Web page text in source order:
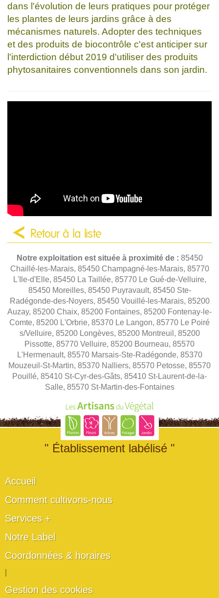
dans l'évolution de leurs pratiques pour protéger
les plantes de leurs jardins grâce à des
mécanismes naturels. Adopter des techniques
et des produits de biocontrôle c'est anticiper sur
l'interdiction début 2019 d'utiliser des produits
phytosanitaires conventionnels dans son jardin.
Retour à la liste
Notre exploitation est située à proximité de : 85450
Chaillé-les-Marais, 85450 Champagné-les-Marais, 85770
L'Ile-d'Elle, 85450 La Taillée, 85770 Le Gué-de-Velluire,
85450 Moreilles, 85450 Puyravault, 85450 Ste-
Radégonde-des-Noyers, 85450 Vouillé-les-Marais, 85200
Auzay, 85200 Chaix, 85200 Fontaines, 85200 Fontenay-le-
Comte, 85200 L'Orbrie, 85370 Le Langon, 85770 Le Poiré
s/Velluire, 85200 Longèves, 85200 Montreuil, 85200
Pissotte, 85770 Velluire, 85200 Bourneau, 85570
L'Hermenault, 85570 Marsais-Ste-Radégonde, 85370
Mouzeuil-St-Martin, 85370 Nalliers, 85570 Petosse, 85570
Pouillé, 85410 St-Cyr-des-Gâts, 85410 St-Laurent-de-la-
Salle, 85570 St-Martin-des-Fontaines
" Établissement labélisé "
Accueil
Comment cultivons-nous
Services +
Notre Label
Coordonnées & horaires
Gestion des cookies